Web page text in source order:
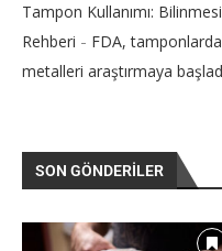
Tampon Kullanımı:
Rehberi - FDA,
metalleri araştırmaya
SON GÖNDERILER